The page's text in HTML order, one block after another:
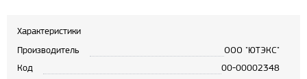
Характеристики
Производитель
ООО "ЮТЭКС"
Код
00-00002348